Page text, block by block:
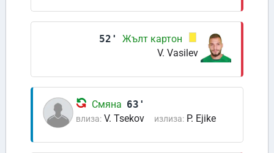
52'
Жълт картон
V. Vasilev
Смяна 63'
влиза: V. Tsekov излиза: P. Ejike